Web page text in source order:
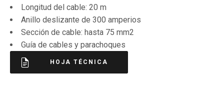
Longitud del cable: 20 m
Anillo deslizante de 300 amperios
Sección de cable: hasta 75 mm2
Guía de cables y parachoques
HOJA TÉCNICA